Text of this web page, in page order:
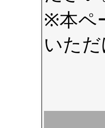
※本ペ
いただ